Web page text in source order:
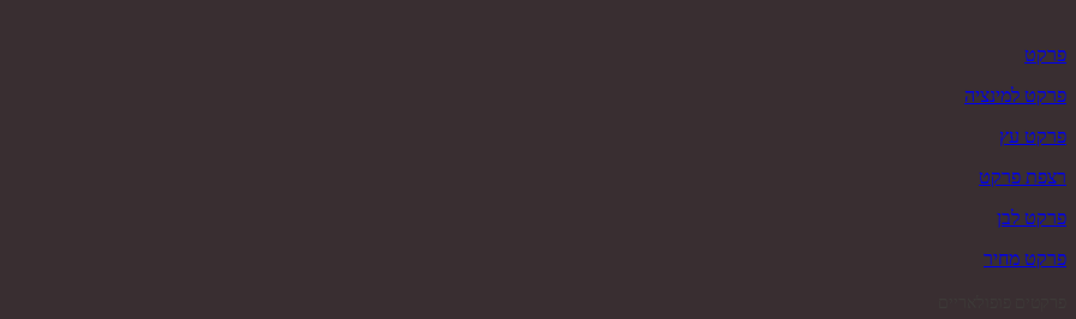
פרקט
פרקט למינציה
פרקט עץ
רצפת פרקט
פרקט לבן
פרקט מחיר